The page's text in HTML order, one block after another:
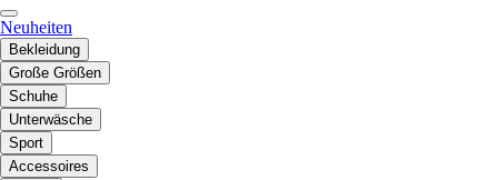
Neuheiten
Bekleidung
Große Größen
Schuhe
Unterwäsche
Sport
Accessoires